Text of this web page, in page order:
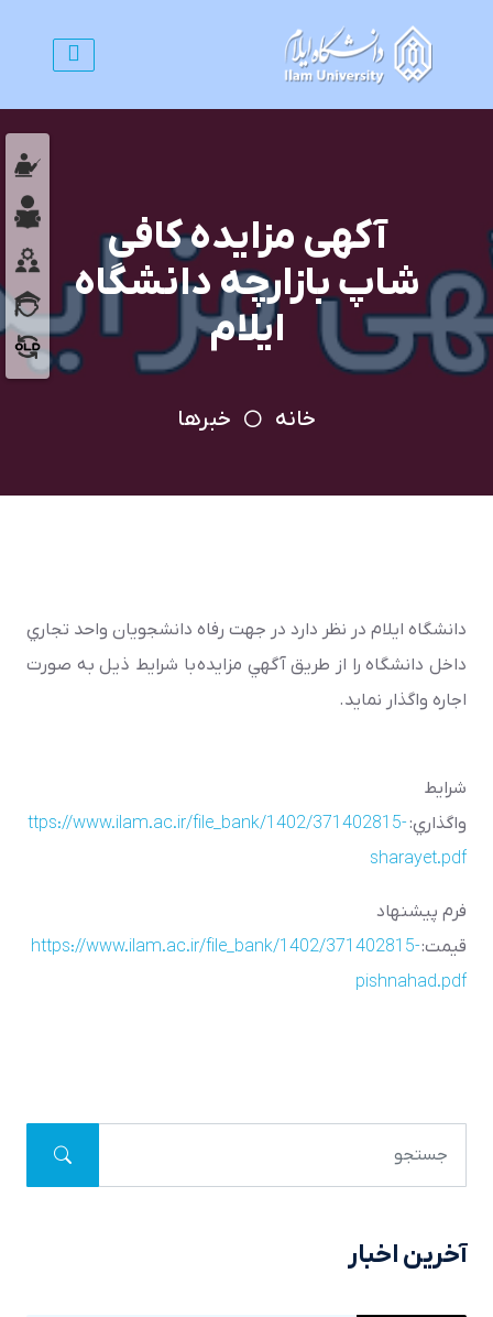
آکهی مزایده کافی
شاپ بازارچه دانشگاه
ایلام
خانه خبرها
دانشگاه ايلام در نظر دارد در جهت رفاه دانشجويان واحد تجاري
داخل دانشگاه را از طريق آگهي مزايده با شرايط ذيل به صورت
اجاره واگذار نمايد.
شرايط
واگذاري:https://www.ilam.ac.ir/file_bank/1402/371402815-
sharayet.pdf
فرم پيشنهاد
قيمت:https://www.ilam.ac.ir/file_bank/1402/371402815-
pishnahad.pdf
آخرین اخبار